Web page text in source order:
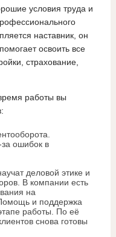
условия труда и
наставник, он
освоить все
страхование,
работы вы
ошибок в
деловой этике и
В компании есть
на
и поддержка
работы. По её
снова готовы